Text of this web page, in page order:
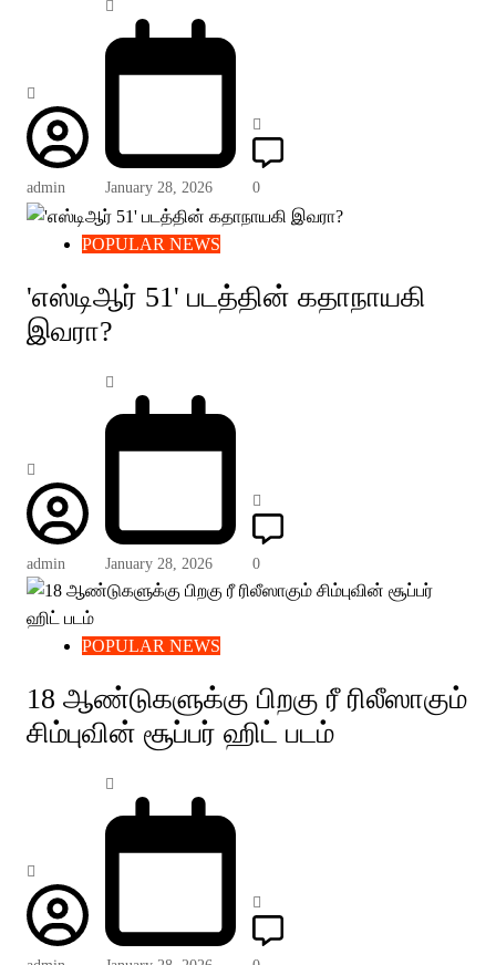
admin January 28, 2026 0
POPULAR NEWS
'எஸ்டிஆர் 51' படத்தின் கதாநாயகி
இவரா?
admin January 28, 2026 0
POPULAR NEWS
18 ஆண்டுகளுக்கு பிறகு ரீ ரிலீஸாகும்
சிம்புவின் சூப்பர் ஹிட் படம்